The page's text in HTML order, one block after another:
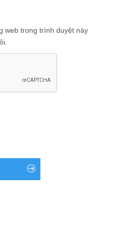
web trong trình duyệt này